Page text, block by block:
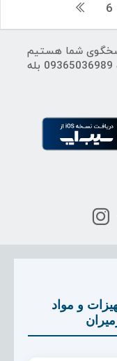
6
پاسخگوی شما هستیم
تلفن تماس : تلفن 02155435546 همراه 09365036989 بله
و مواد